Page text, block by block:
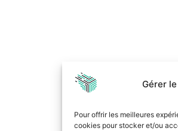
Gérer
Pour offrir les meilleures
cookies pour stocker et/ou